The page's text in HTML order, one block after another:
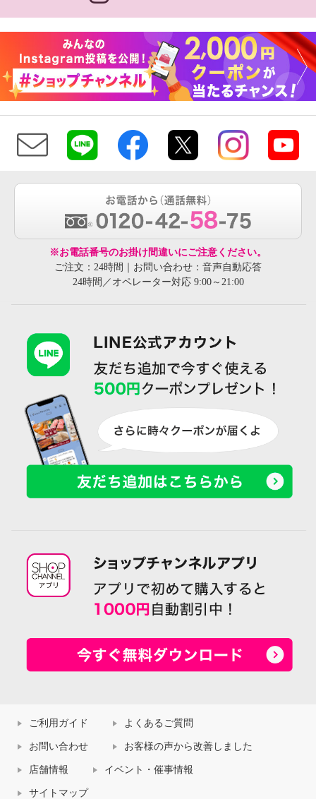
※お電話番号のお掛け間違いにご注意ください。
ご注文：24時間｜お問い合わせ：音声自動応答
24時間／オペレーター対応 9:00～21:00
ご利用ガイド よくあるご質問
お問い合わせ お客様の声から改善しました
店舗情報 イベント・催事情報
サイトマップ